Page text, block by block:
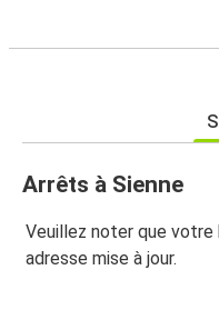
Arrêts à Sienne
Veuillez noter que votre
adresse mise à jour.